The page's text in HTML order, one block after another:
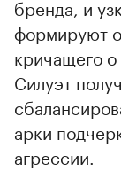
бренда, и
формируют
кричащего о
Силуэт
арки
агрессии.